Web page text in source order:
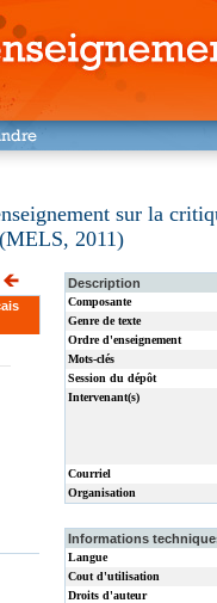
sur la
2011)
Description
Composante
Genre de texte
Ordre d'enseignement
Mots-clés
Session du dépôt
Intervenant(s)
Courriel
Organisation
Informations
Langue
Cout d'utilisation
Droits d'auteur